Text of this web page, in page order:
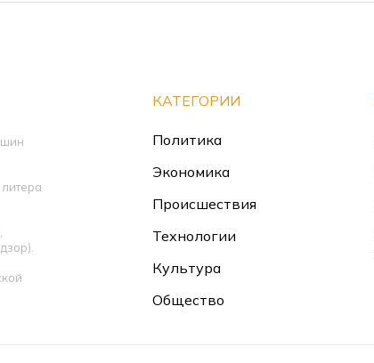
КАТЕГОРИИ
Политика
Экономика
Происшествия
Технологии
Культура
Общество